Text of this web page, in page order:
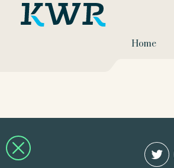
Home